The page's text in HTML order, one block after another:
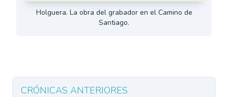
Holguera. La obra del grabador en el Camino de
Santiago.
CRÓNICAS ANTERIORES